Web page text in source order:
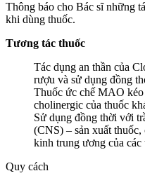
Thông báo cho Bác sĩ những
khi dùng thuốc.
Tương tác thuốc
Tác dụng an thần của
rượu và sử dụng đồng
Thuốc ức chế MAO
cholinergic của thuốc
Sử dụng đồng thời với
(CNS) – sản xuất thuốc,
kinh trung ương của các
Quy cách